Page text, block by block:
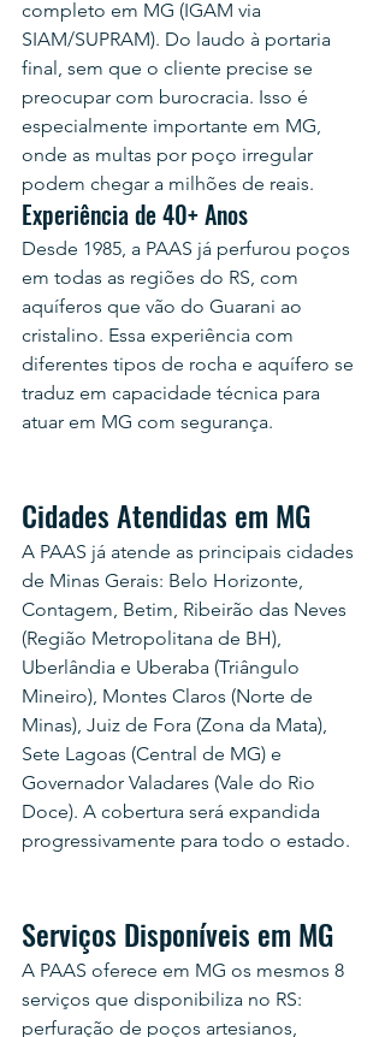
completo em MG (IGAM via
SIAM/SUPRAM). Do laudo à portaria
final, sem que o cliente precise se
preocupar com burocracia. Isso é
especialmente importante em MG,
onde as multas por poço irregular
podem chegar a milhões de reais.
Experiência de 40+ Anos
Desde 1985, a PAAS já perfurou poços
em todas as regiões do RS, com
aquíferos que vão do Guarani ao
cristalino. Essa experiência com
diferentes tipos de rocha e aquífero se
traduz em capacidade técnica para
atuar em MG com segurança.
Cidades Atendidas em MG
A PAAS já atende as principais cidades
de Minas Gerais: Belo Horizonte,
Contagem, Betim, Ribeirão das Neves
(Região Metropolitana de BH),
Uberlândia e Uberaba (Triângulo
Mineiro), Montes Claros (Norte de
Minas), Juiz de Fora (Zona da Mata),
Sete Lagoas (Central de MG) e
Governador Valadares (Vale do Rio
Doce). A cobertura será expandida
progressivamente para todo o estado.
Serviços Disponíveis em MG
A PAAS oferece em MG os mesmos 8
serviços que disponibiliza no RS:
perfuração de poços artesianos,